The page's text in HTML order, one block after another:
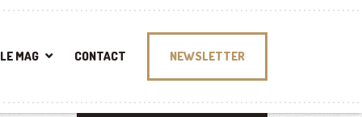
LE MAG CONTACT NEWSLETTER